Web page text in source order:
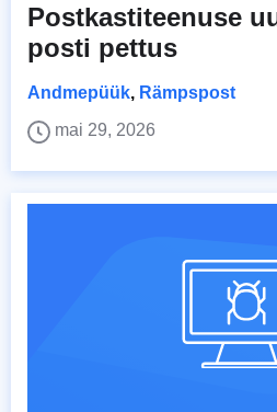
Postkastiteenuse
posti pettus
Andmepüük, Rämpspost
mai 29, 2026